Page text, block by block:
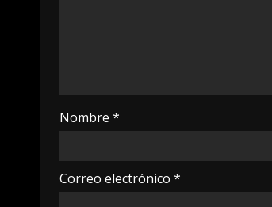
Nombre *
Correo electrónico *